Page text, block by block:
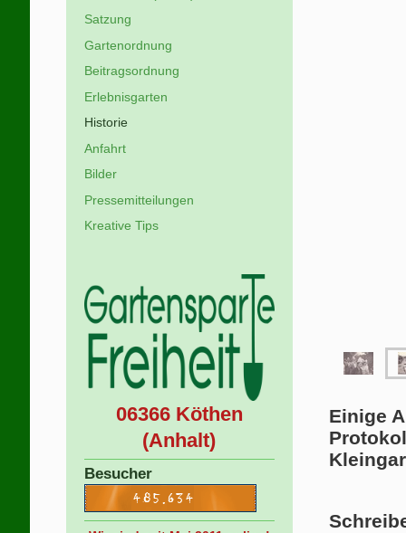
Einige
Satzung
Gartenordnung
Beitragsordnung
Erlebnisgarten
Historie
Anfahrt
Bilder
Pressemitteilungen
Kreative Tips
06366 Köthen
(Anhalt)
Besucher